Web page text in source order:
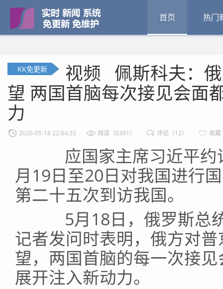
首页 热门
KK免更新
视频 佩斯科夫：
望 两国首脑每次接见会面
力
2026-05-18 22:04:35 阅读（6381） 评论（12） 收藏
应国家主席习近平约
月19日至20日对我国进行
第二十五次到访我国。
5月18日，俄罗斯总
记者发问时表明，俄方对
望，两国首脑的每一次接
展开注入新动力。